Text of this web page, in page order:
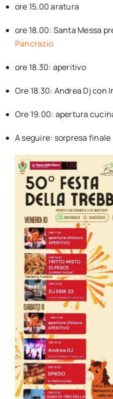
ore 15.00 aratura
ore 18.00: Santa Messa
Pancrazio
ore 18.30: aperitivo
Ore 18.30: Andrea Dj
Ore 19.00: apertura
A seguire: sorpresa finale